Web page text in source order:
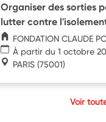
Organiser des sorties
lutter contre
FONDATION CLAUDE
À partir du 1 octobre
PARIS (75001)
Voir